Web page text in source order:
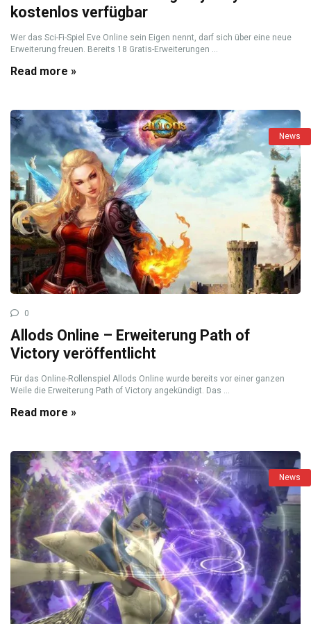
kostenlos verfügbar
Wer das Sci-Fi-Spiel Eve Online sein Eigen nennt, darf sich über eine neue
Erweiterung freuen. Bereits 18 Gratis-Erweiterungen ...
Read more »
News
0
Allods Online – Erweiterung Path of
Victory veröffentlicht
Für das Online-Rollenspiel Allods Online wurde bereits vor einer ganzen
Weile die Erweiterung Path of Victory angekündigt. Das ...
Read more »
News